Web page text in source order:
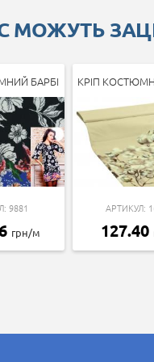
МОЖУТЬ
БАРБІ
9881
грн/м
КРІП
АРТИКУЛ:
127.40